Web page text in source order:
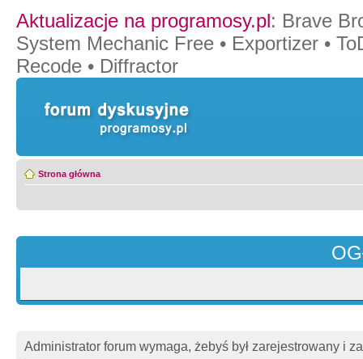
Aktualizacje na programosy.pl: Brave
System Mechanic Free • Exportizer •
Recode • Diffractor
Strona główna
Administrator forum wymaga, żebyś był zarejestrowany i